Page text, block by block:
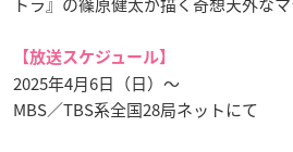
【放送スケジュール】
2025年4月6日（日）〜
MBS／TBS系全国28局ネットにて